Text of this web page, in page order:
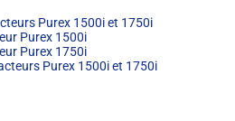
Purex 1500i et 1750i
Purex 1500i
Purex 1750i
Purex 1500i et 1750i